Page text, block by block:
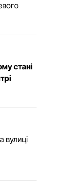
стані
вулиці